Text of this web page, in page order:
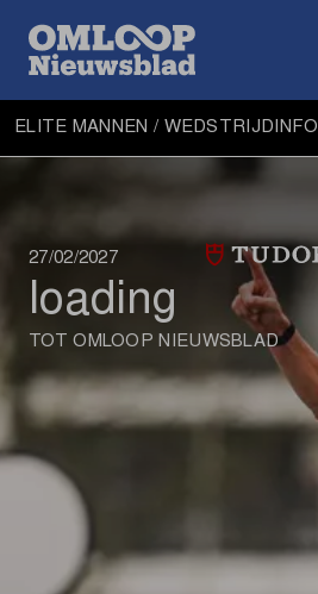
Elite
Mannen
wedstrijdinfo
ELITE MANNEN / WEDSTRIJDINFO
27/02/2027
TOT OMLOOP NIEUWSBLAD